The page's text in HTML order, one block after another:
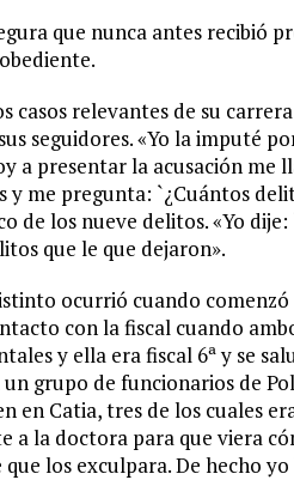
que nunca antes recibió
casos relevantes de su
seguidores. «Yo la imputé
a presentar la acusación me
y me pregunta: `¿Cuántos
de los nueve delitos. «Yo
que le que dejaron».
ocurrió cuando
con la fiscal cuando
y ella era fiscal 6ª y se
grupo de funcionarios de
en Catia, tres de los cuales
a la doctora para que viera
los exculpara. De hecho yo